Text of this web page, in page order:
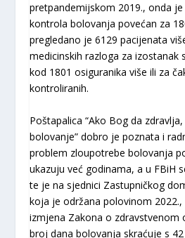
pretpandemijskom 2019., onda
kontrola bolovanja povećan za
pregledano je 6129 pacijenata
medicinskih razloga za izostanak
kod 1801 osiguranika više ili za
kontroliranih.
Poštapalica “Ako Bog da
bolovanje” dobro je poznata i
problem zloupotrebe bolovanja
ukazuju već godinama, a u FBiH
te je na sjednici Zastupničkog
koja je održana polovinom
izmjena Zakona o zdravstvenom
broj dana bolovanja skraćuje s